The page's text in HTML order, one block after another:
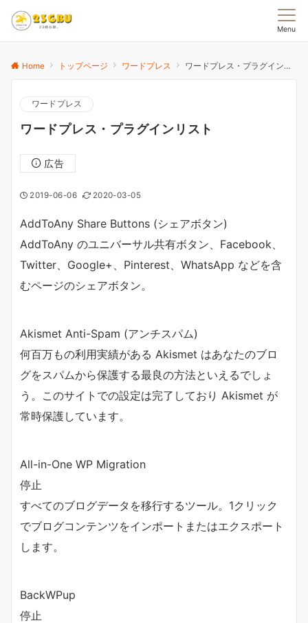
Menu
Home トップページ ワードプレス ワードプレス・プラグインリスト
ワードプレス
ワードプレス・プラグインリスト
広告
2019-06-06 2020-03-05
AddToAny Share Buttons (シェアボタン)
AddToAny のユニバーサル共有ボタン、Facebook、
Twitter、Google+、Pinterest、WhatsApp などを含
むページのシェアボタン。
Akismet Anti-Spam (アンチスパム)
何百万もの利用実績がある Akismet はあなたのブロ
グをスパムから保護する最良の方法といえるでしょ
う。このサイトでの設定は完了しており Akismet が
常時保護しています。
All-in-One WP Migration
停止
すべてのブログデータを移行するツール。1クリック
でブログコンテンツをインポートまたはエクスポート
します。
BackWPup
停止